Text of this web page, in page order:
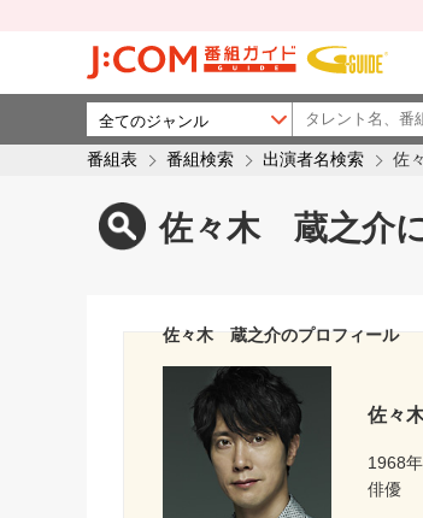
番組表 番組検索 出演者名検索 佐
佐々木 蔵之介
佐々木 蔵之介のプロフィール
佐々
1968
俳優